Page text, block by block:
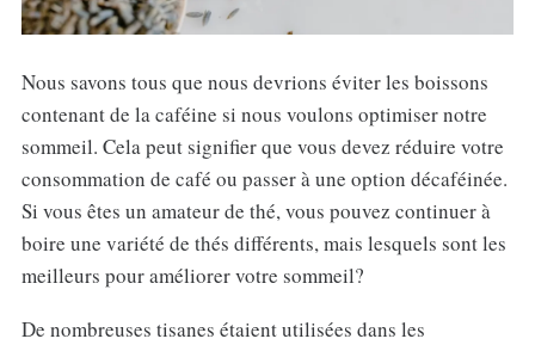
Nous savons tous que nous devrions éviter les boissons
contenant de la caféine si nous voulons optimiser notre
sommeil. Cela peut signifier que vous devez réduire votre
consommation de café ou passer à une option décaféinée.
Si vous êtes un amateur de thé, vous pouvez continuer à
boire une variété de thés différents, mais lesquels sont les
meilleurs pour améliorer votre sommeil?
De nombreuses tisanes étaient utilisées dans les